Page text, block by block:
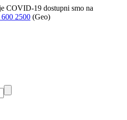
COVID-19 dostupni smo na
2500 (Geo)